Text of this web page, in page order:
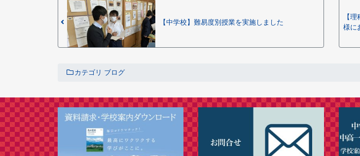
【中学校】難易度別授業を実施しました
【
様に
カテゴリ ブログ